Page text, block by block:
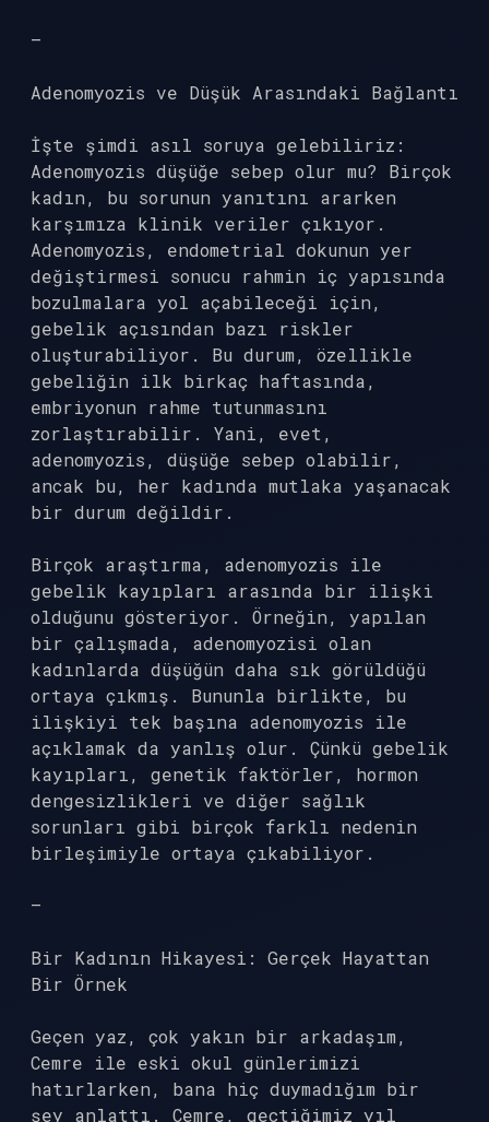
—
Adenomyozis ve Düşük Arasındaki Bağlantı
İşte şimdi asıl soruya gelebiliriz:
Adenomyozis düşüğe sebep olur mu? Birçok
kadın, bu sorunun yanıtını ararken
karşımıza klinik veriler çıkıyor.
Adenomyozis, endometrial dokunun yer
değiştirmesi sonucu rahmin iç yapısında
bozulmalara yol açabileceği için,
gebelik açısından bazı riskler
oluşturabiliyor. Bu durum, özellikle
gebeliğin ilk birkaç haftasında,
embriyonun rahme tutunmasını
zorlaştırabilir. Yani, evet,
adenomyozis, düşüğe sebep olabilir,
ancak bu, her kadında mutlaka yaşanacak
bir durum değildir.
Birçok araştırma, adenomyozis ile
gebelik kayıpları arasında bir ilişki
olduğunu gösteriyor. Örneğin, yapılan
bir çalışmada, adenomyozisi olan
kadınlarda düşüğün daha sık görüldüğü
ortaya çıkmış. Bununla birlikte, bu
ilişkiyi tek başına adenomyozis ile
açıklamak da yanlış olur. Çünkü gebelik
kayıpları, genetik faktörler, hormon
dengesizlikleri ve diğer sağlık
sorunları gibi birçok farklı nedenin
birleşimiyle ortaya çıkabiliyor.
—
Bir Kadının Hikayesi: Gerçek Hayattan
Bir Örnek
Geçen yaz, çok yakın bir arkadaşım,
Cemre ile eski okul günlerimizi
hatırlarken, bana hiç duymadığım bir
şey anlattı. Cemre, geçtiğimiz yıl